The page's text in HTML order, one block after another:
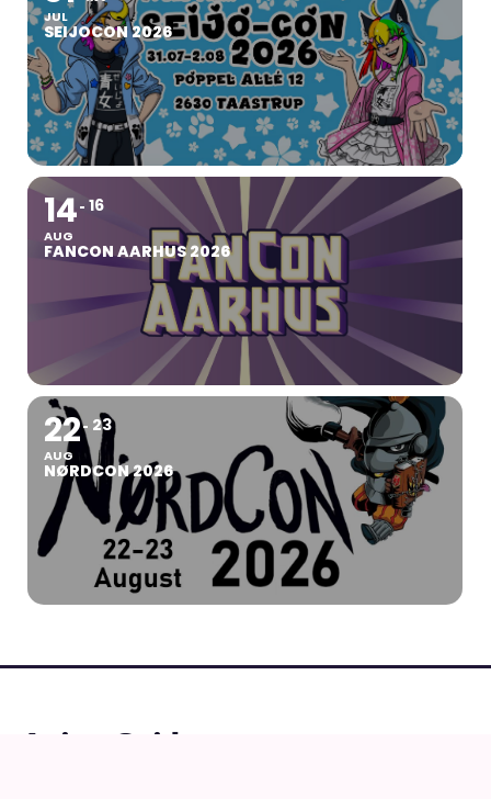
JUL
SEIJOCON 2026
14
AUG
16
FANCON AARHUS 2026
22
AUG
23
NØRDCON 2026
AnimeGuiden